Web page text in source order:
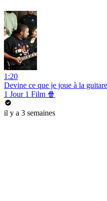
1:20
Devine ce que je joue à la
1 Jour 1 Film 🍿
il y a 3 semaines